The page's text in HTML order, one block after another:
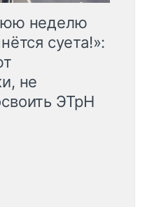
неделю
суета!»:
не
ЭТрН